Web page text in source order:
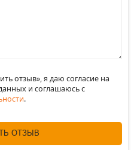
отзыв», я даю согласие на
и соглашаюсь c
.
ОТЗЫВ